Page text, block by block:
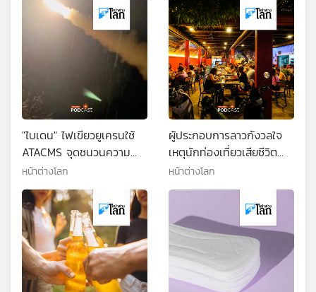
"ไบเดน" ไฟเขียวยูเครนใช้
ATACMS จุดชนวนความ
กังวลระลอกใหม่
หน้าต่างโลก
ผู้ประกอบการลาวกังวลใจ
เหตุนักท่องเที่ยวเสียชีวิต
หลังดื่มเหล้าเถื่อน
หน้าต่างโลก